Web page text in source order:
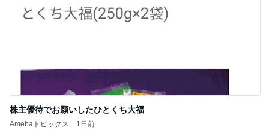
株主優待でお願いしたひとくち大福
Amebaトピックス 1日前